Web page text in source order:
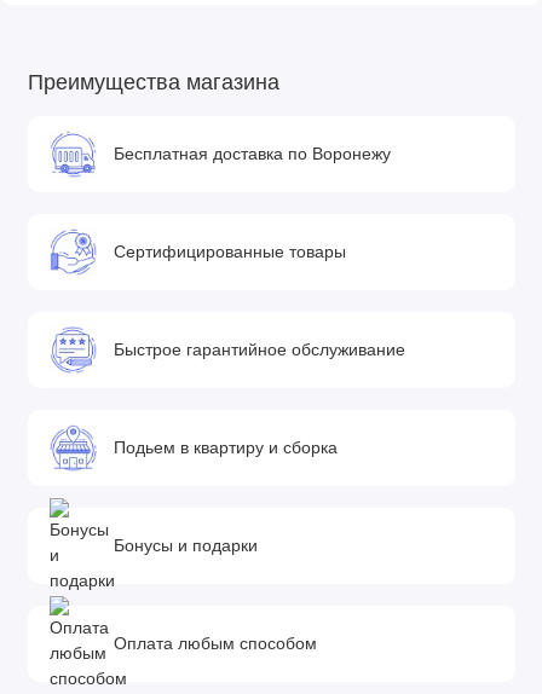
Габариты
• Внутренние размеры люльки: 84×38 см
• Вес люльки: 3 кг
• Вес прогулочного блока: 3,5 кг
• Вес шасси + колеса: 7,7 кг
Преимущества магазина
Бесплатная доставка по Воронежу
Сертифицированные товары
Быстрое гарантийное обслуживание
Подьем в квартиру и сборка
Бонусы и подарки
Оплата любым способом